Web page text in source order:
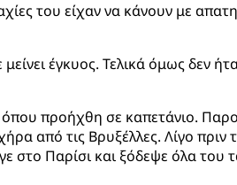
του είχαν να κάνουν με
έγκυος. Τελικά όμως δεν
προήχθη σε καπετάνιο.
από τις Βρυξέλλες. Λίγο
Παρίσι και ξόδεψε όλα του